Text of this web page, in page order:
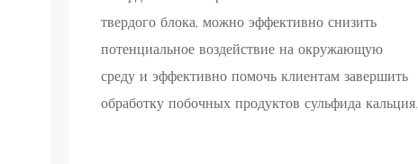
твердого блока, можно эффективно снизить
потенциальное воздействие на окружающую
среду и эффективно помочь клиентам завершить
обработку побочных продуктов сульфида кальция.